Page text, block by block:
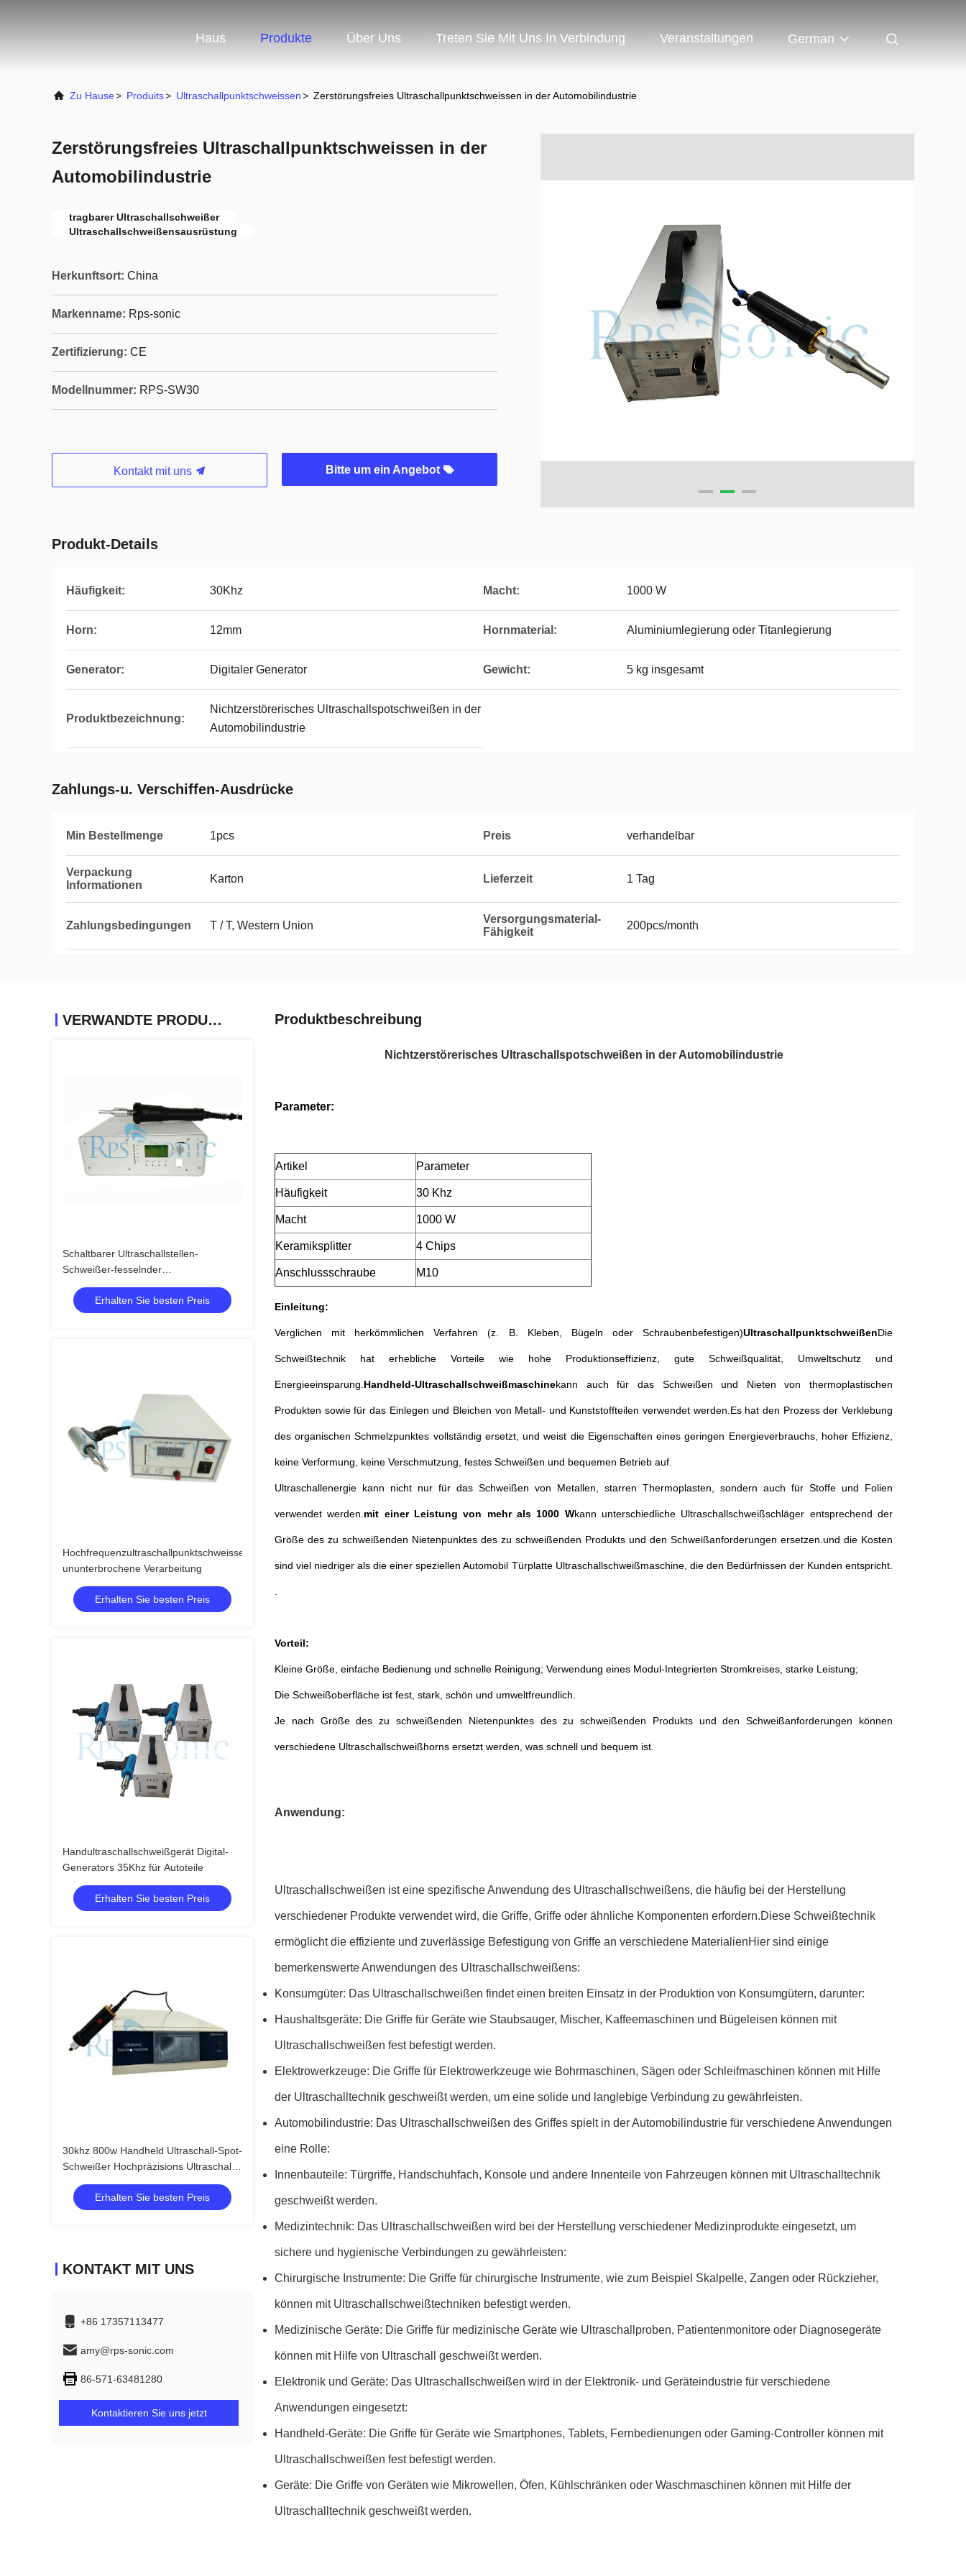
Haus Produkte Über Uns Treten Sie Mit Uns In Verbindung Veranstaltungen German
Zu Hause> Produits> Ultraschallpunktschweissen> Zerstörungsfreies Ultraschallpunktschweissen in der Automobilindustrie
Zerstörungsfreies Ultraschallpunktschweissen in der
Automobilindustrie
tragbarer Ultraschallschweißer
Ultraschallschweißensausrüstung
Herkunftsort: China
Markenname: Rps-sonic
Zertifizierung: CE
Modellnummer: RPS-SW30
Kontakt mit uns Bitte um ein Angebot
Produkt-Details
Häufigkeit: 30Khz Macht: 1000 W
Horn: 12mm Hornmaterial: Aluminiumlegierung oder Titanlegierung
Generator: Digitaler Generator Gewicht: 5 kg insgesamt
Produktbezeichnung:
Nichtzerstörerisches Ultraschallspotschweißen in der
Automobilindustrie
Zahlungs-u. Verschiffen-Ausdrücke
Min Bestellmenge 1pcs Preis verhandelbar
Verpackung
Informationen
Karton Lieferzeit 1 Tag
Zahlungsbedingungen T / T, Western Union
Versorgungsmaterial-
Fähigkeit
200pcs/month
VERWANDTE PRODUKTE
Schaltbarer Ultraschallstellen-
Schweißer-fesselnder
Ultraschallhandplastikschweißer
Erhalten Sie besten Preis
Hochfrequenzultraschallpunktschweissen-
ununterbrochene Verarbeitung
Erhalten Sie besten Preis
Handultraschallschweißgerät Digital-
Generators 35Khz für Autoteile
Erhalten Sie besten Preis
30khz 800w Handheld Ultraschall-Spot-
Schweißer Hochpräzisions Ultraschall-
Plastik-Schweißsystem"
Erhalten Sie besten Preis
KONTAKT MIT UNS
+86 17357113477
amy@rps-sonic.com
86-571-63481280
Kontaktieren Sie uns jetzt
Produktbeschreibung
Nichtzerstörerisches Ultraschallspotschweißen in der Automobilindustrie
Parameter:
Artikel Parameter
Häufigkeit 30 Khz
Macht 1000 W
Keramiksplitter 4 Chips
Anschlussschraube M10
Einleitung:
Verglichen mit herkömmlichen Verfahren (z. B. Kleben, Bügeln oder Schraubenbefestigen)UltraschallpunktschweißenDie
Schweißtechnik hat erhebliche Vorteile wie hohe Produktionseffizienz, gute Schweißqualität, Umweltschutz und
Energieeinsparung. Handheld-Ultraschallschweißmaschinekann auch für das Schweißen und Nieten von thermoplastischen
Produkten sowie für das Einlegen und Bleichen von Metall- und Kunststoffteilen verwendet werden.Es hat den Prozess der Verklebung
des organischen Schmelzpunktes vollständig ersetzt, und weist die Eigenschaften eines geringen Energieverbrauchs, hoher Effizienz,
keine Verformung, keine Verschmutzung, festes Schweißen und bequemen Betrieb auf.
Ultraschallenergie kann nicht nur für das Schweißen von Metallen, starren Thermoplasten, sondern auch für Stoffe und Folien
verwendet werden. mit einer Leistung von mehr als 1000 Wkann unterschiedliche Ultraschallschweißschläger entsprechend der
Größe des zu schweißenden Nietenpunktes des zu schweißenden Produkts und den Schweißanforderungen ersetzen.und die Kosten
sind viel niedriger als die einer speziellen Automobil Türplatte Ultraschallschweißmaschine, die den Bedürfnissen der Kunden entspricht.
Vorteil:
Kleine Größe, einfache Bedienung und schnelle Reinigung; Verwendung eines Modul-Integrierten Stromkreises, starke Leistung;
Die Schweißoberfläche ist fest, stark, schön und umweltfreundlich.
Je nach Größe des zu schweißenden Nietenpunktes des zu schweißenden Produkts und den Schweißanforderungen können
verschiedene Ultraschallschweißhorns ersetzt werden, was schnell und bequem ist.
Anwendung:
Ultraschallschweißen ist eine spezifische Anwendung des Ultraschallschweißens, die häufig bei der Herstellung
verschiedener Produkte verwendet wird, die Griffe, Griffe oder ähnliche Komponenten erfordern.Diese Schweißtechnik
ermöglicht die effiziente und zuverlässige Befestigung von Griffe an verschiedene MaterialienHier sind einige
bemerkenswerte Anwendungen des Ultraschallschweißens:
Konsumgüter: Das Ultraschallschweißen findet einen breiten Einsatz in der Produktion von Konsumgütern, darunter:
Haushaltsgeräte: Die Griffe für Geräte wie Staubsauger, Mischer, Kaffeemaschinen und Bügeleisen können mit
Ultraschallschweißen fest befestigt werden.
Elektrowerkzeuge: Die Griffe für Elektrowerkzeuge wie Bohrmaschinen, Sägen oder Schleifmaschinen können mit Hilfe
der Ultraschalltechnik geschweißt werden, um eine solide und langlebige Verbindung zu gewährleisten.
Automobilindustrie: Das Ultraschallschweißen des Griffes spielt in der Automobilindustrie für verschiedene Anwendungen
eine Rolle:
Innenbauteile: Türgriffe, Handschuhfach, Konsole und andere Innenteile von Fahrzeugen können mit Ultraschalltechnik
geschweißt werden.
Medizintechnik: Das Ultraschallschweißen wird bei der Herstellung verschiedener Medizinprodukte eingesetzt, um
sichere und hygienische Verbindungen zu gewährleisten:
Chirurgische Instrumente: Die Griffe für chirurgische Instrumente, wie zum Beispiel Skalpelle, Zangen oder Rückzieher,
können mit Ultraschallschweißtechniken befestigt werden.
Medizinische Geräte: Die Griffe für medizinische Geräte wie Ultraschallproben, Patientenmonitore oder Diagnosegeräte
können mit Hilfe von Ultraschall geschweißt werden.
Elektronik und Geräte: Das Ultraschallschweißen wird in der Elektronik- und Geräteindustrie für verschiedene
Anwendungen eingesetzt:
Handheld-Geräte: Die Griffe für Geräte wie Smartphones, Tablets, Fernbedienungen oder Gaming-Controller können mit
Ultraschallschweißen fest befestigt werden.
Geräte: Die Griffe von Geräten wie Mikrowellen, Öfen, Kühlschränken oder Waschmaschinen können mit Hilfe der
Ultraschalltechnik geschweißt werden.